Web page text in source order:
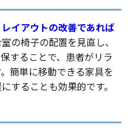
イアウトの改善であれば
の椅子の配置を見直し、
することで、患者がリラ
簡単に移動できる家具を
することも効果的です。